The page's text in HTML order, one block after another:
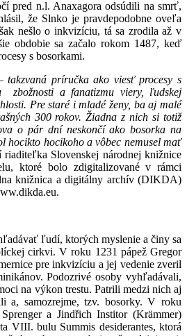
pred n.l. Anaxagora odsúdili na smrť,
že Slnko je pravdepodobne oveľa
nešlo o inkvizíciu, tá sa zrodila až v
obdobie sa začalo rokom 1487, keď
s bosorkami.
takzvaná príručka ako viesť procesy s
zbožnosti a fanatizmu viery, ľudskej
Pre staré i mladé ženy, ba aj malé
300 rokov. Žiadna z nich si totiž
o pár dní neskončí ako bosorka na
hocikto hocikoho a vôbec nemusel mať
riaditeľka Slovenskej národnej knižnice
ktoré bolo zdigitalizované v rámci
knižnica a digitálny archív (DIKDA)
ľudí, ktorých myslenie a činy sa
cirkvi. V roku 1231 pápež Gregor
pre inkvizíciu a jej vedenie zveril
Podozrivé osoby vyhľadávali,
na výkon trestu. Patrili medzi nich aj
a, samozrejme, tzv. bosorky. V roku
a Jindřich Institor (Krämmer)
VIII. bulu Summis desiderantes, ktorá